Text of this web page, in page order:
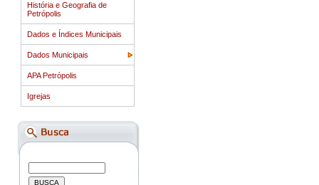
História e Geografia de
Petrópolis
Dados e Índices Municipais
Dados Municipais
APA Petrópolis
Igrejas